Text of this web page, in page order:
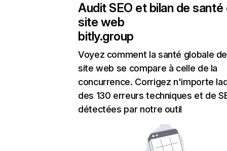
Audit SEO et bilan de santé
site web
bitly.group
Voyez comment la santé globale
site web se compare à celle de la
concurrence. Corrigez n'importe
des 130 erreurs techniques et de
détectées par notre outil